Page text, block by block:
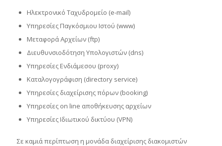
Ηλεκτρονικό Ταχυδρομείο (e-mail)
Υπηρεσίες Παγκόσμιου Ιστού (www)
Μεταφορά Αρχείων (ftp)
Διευθυνσιοδότηση Υπολογιστών (dns)
Υπηρεσίες Ενδιάμεσου (proxy)
Καταλογογράφιση (directory service)
Υπηρεσίες διαχείρισης πόρων (booking)
Υπηρεσίες on line αποθήκευσης αρχείων
Υπηρεσίες Ιδιωτικού δικτύου (VPN)
Σε καμιά περίπτωση η μονάδα διαχείρισης διακομιστών